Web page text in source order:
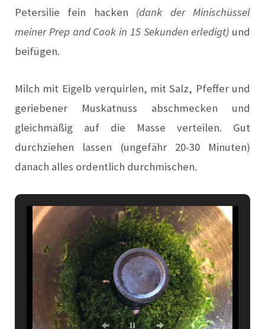
Petersilie fein hacken (dank der Minischüssel
meiner Prep and Cook in 15 Sekunden erledigt) und
beifügen.
Milch mit Eigelb verquirlen, mit Salz, Pfeffer und
geriebener Muskatnuss abschmecken und
gleichmäßig auf die Masse verteilen. Gut
durchziehen lassen (ungefähr 20-30 Minuten)
danach alles ordentlich durchmischen.